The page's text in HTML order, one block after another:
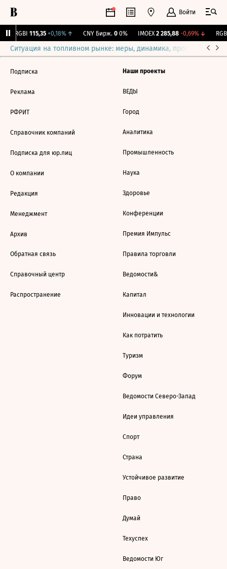
Войти
RGBI 115,35 +0,18%↑ CNY Бирж. 0 0% IMOEX 2 285,88 -0,69%↓
Ситуация на топливном рынке: меры, динамика, прогнозы
Подписка
Реклама
РФРИТ
Справочник компаний
Подписка для юр.лиц
О компании
Редакция
Менеджмент
Архив
Обратная связь
Справочный центр
Распространение
Наши проекты
ВЕДЫ
Город
Аналитика
Промышленность
Наука
Здоровье
Конференции
Премия Импульс
Правила торговли
Ведомости&
Капитал
Инновации и технологии
Как потратить
Туризм
Форум
Ведомости Северо-Запад
Идеи управления
Спорт
Страна
Устойчивое развитие
Право
Думай
Техуспех
Ведомости Юг